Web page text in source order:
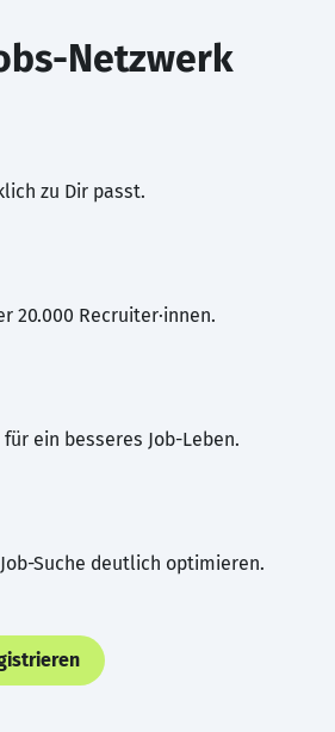
Netzwerk
zu Dir passt.
20.000 Recruiter·innen.
ein besseres Job-Leben.
Suche deutlich optimieren.